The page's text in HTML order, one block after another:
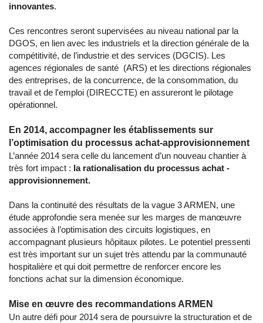
innovantes.
Ces rencontres seront supervisées au niveau national par la
DGOS, en lien avec les industriels et la direction générale de la
compétitivité, de l’industrie et des services (DGCIS). Les
agences régionales de santé (ARS) et les directions régionales
des entreprises, de la concurrence, de la consommation, du
travail et de l'emploi (DIRECCTE) en assureront le pilotage
opérationnel.
En 2014, accompagner les établissements sur
l’optimisation du processus achat-approvisionnement
L’année 2014 sera celle du lancement d’un nouveau chantier à
très fort impact : la rationalisation du processus achat -
approvisionnement.
Dans la continuité des résultats de la vague 3 ARMEN, une
étude approfondie sera menée sur les marges de manœuvre
associées à l’optimisation des circuits logistiques, en
accompagnant plusieurs hôpitaux pilotes. Le potentiel pressenti
est très important sur un sujet très attendu par la communauté
hospitalière et qui doit permettre de renforcer encore les
fonctions achat sur la dimension économique.
Mise en œuvre des recommandations ARMEN
Un autre défi pour 2014 sera de poursuivre la structuration et de